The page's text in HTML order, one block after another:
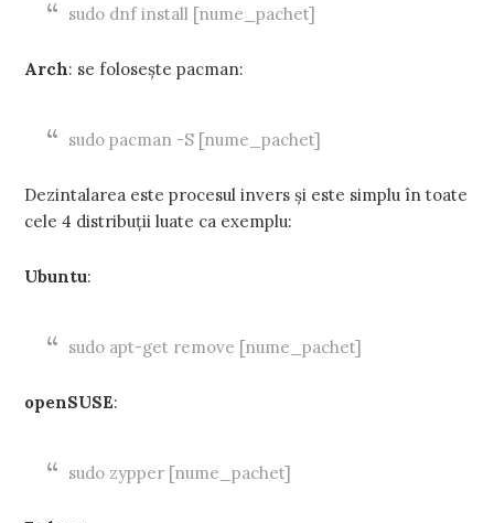
sudo dnf install [nume_pachet]
Arch: se folosește pacman:
sudo pacman -S [nume_pachet]
Dezintalarea este procesul invers și este simplu în toate
cele 4 distribuții luate ca exemplu:
Ubuntu:
sudo apt-get remove [nume_pachet]
openSUSE:
sudo zypper [nume_pachet]